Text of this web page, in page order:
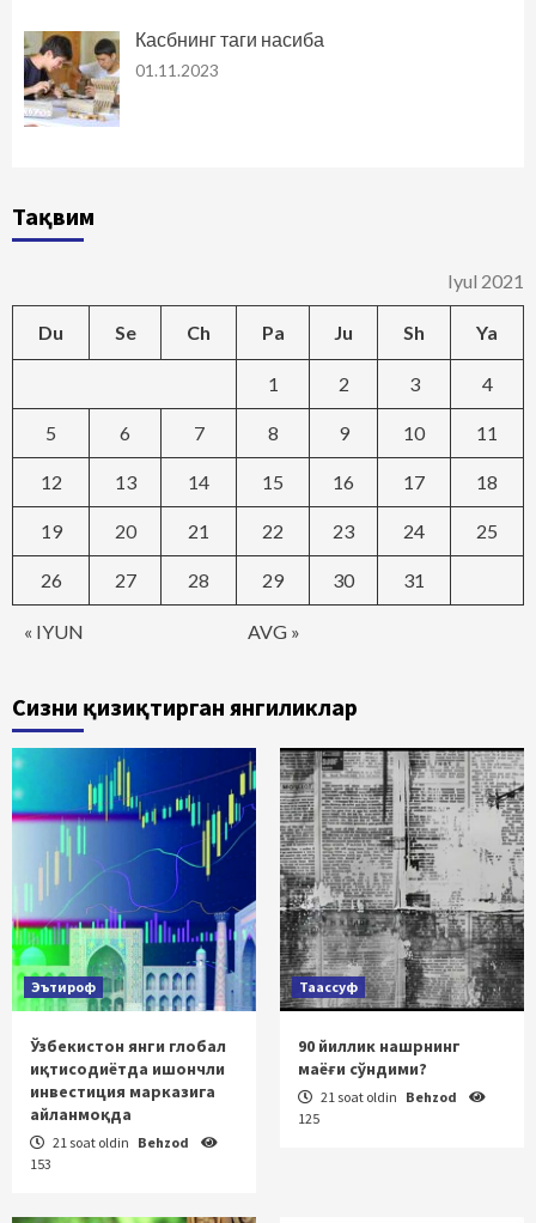
Касбнинг таги насиба
01.11.2023
Тақвим
Iyul 2021
Du Se Ch Pa Ju Sh Ya
« IYUN AVG »
1 2 3 4
5 6 7 8 9 10 11
12 13 14 15 16 17 18
19 20 21 22 23 24 25
26 27 28 29 30 31
Сизни қизиқтирган янгиликлар
Эътироф
Ўзбекистон янги глобал
иқтисодиётда ишончли
инвестиция марказига
айланмоқда
21 soat oldin Behzod
153
Таассуф
90 йиллик нашрнинг
маёғи сўндими?
21 soat oldin Behzod
125